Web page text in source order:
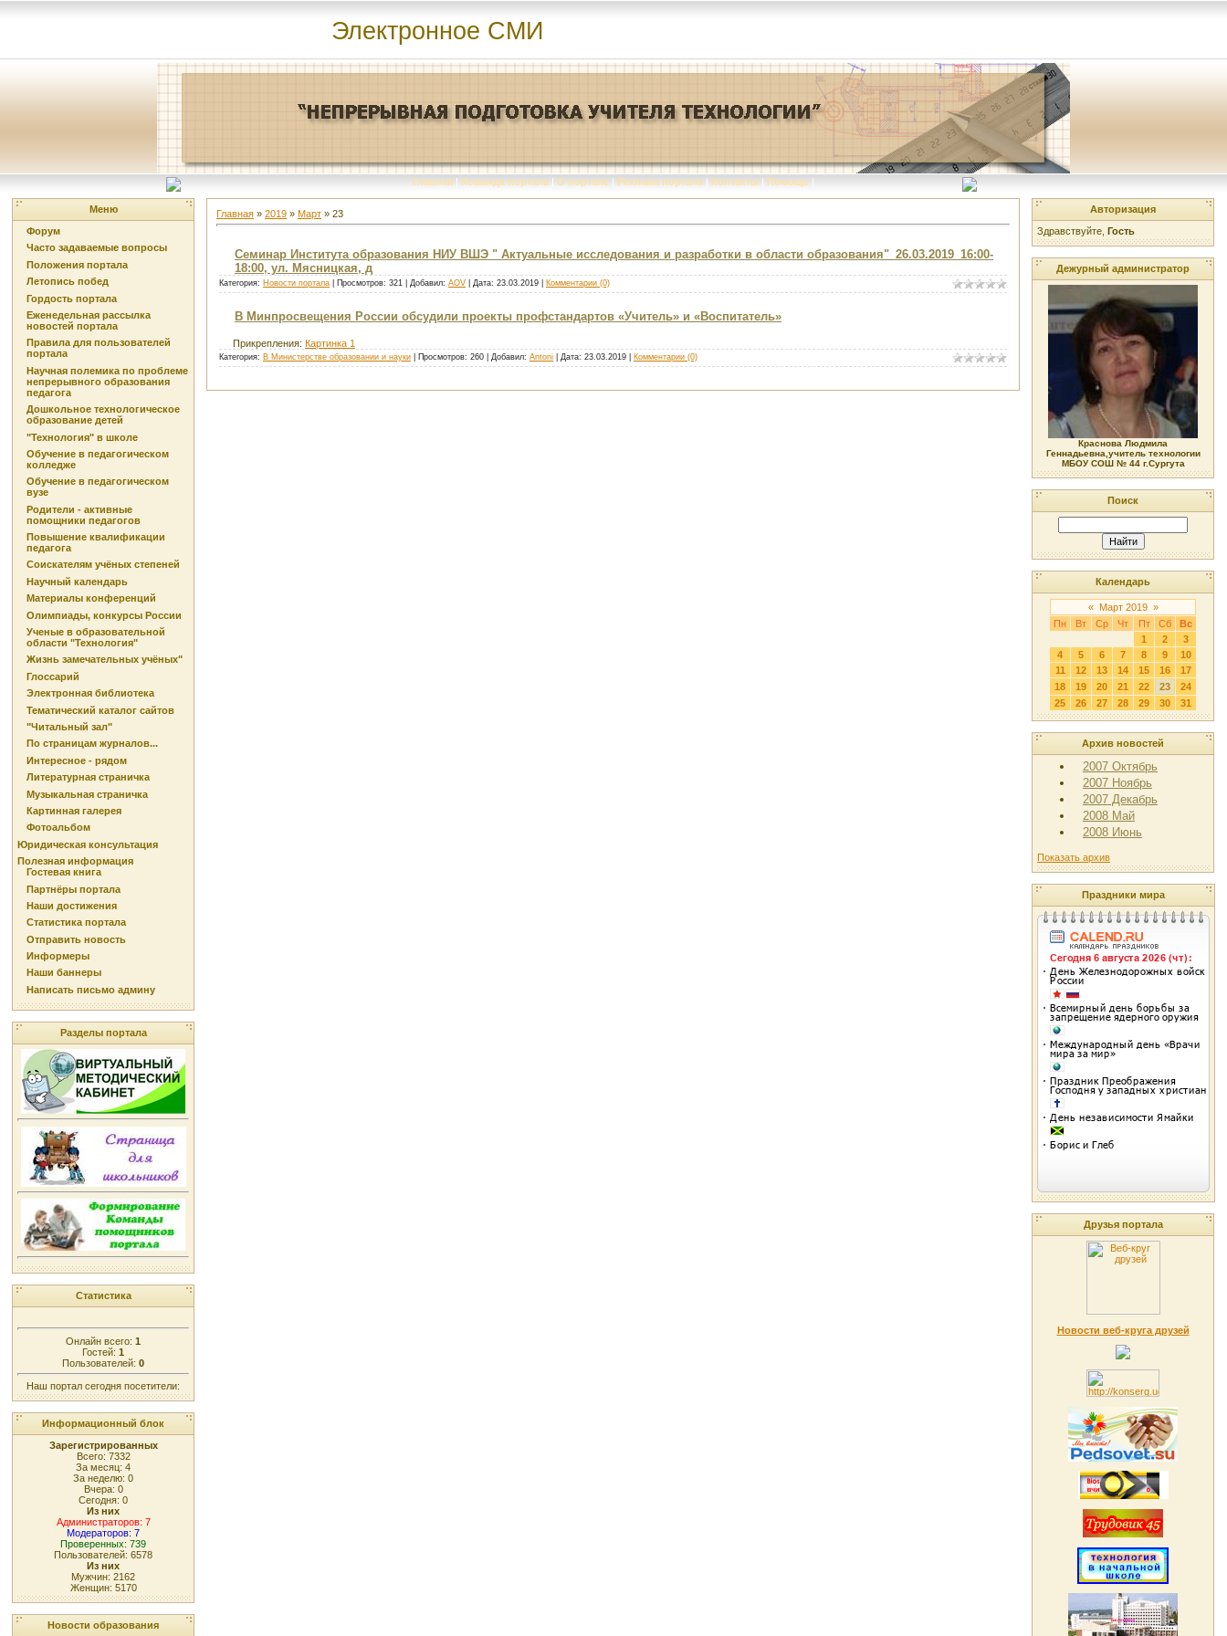
Электронное СМИ
Главная | Команда портала | О портале | Реклама портала | Контакты | Помощь |
Меню
Форум
Часто задаваемые вопросы
Положения портала
Летопись побед
Гордость портала
Еженедельная рассылка
новостей портала
Правила для пользователей
портала
Научная полемика по проблеме
непрерывного образования
педагога
Дошкольное технологическое
образование детей
"Технология" в школе
Обучение в педагогическом
колледже
Обучение в педагогическом
вузе
Родители - активные
помощники педагогов
Повышение квалификации
педагога
Соискателям учёных степеней
Научный календарь
Материалы конференций
Олимпиады, конкурсы России
Ученые в образовательной
области "Технология"
Жизнь замечательных учёных"
Глоссарий
Электронная библиотека
Тематический каталог сайтов
"Читальный зал"
По страницам журналов...
Интересное - рядом
Литературная страничка
Музыкальная страничка
Картинная галерея
Фотоальбом
Юридическая консультация
Полезная информация
Гостевая книга
Партнёры портала
Наши достижения
Статистика портала
Отправить новость
Информеры
Наши баннеры
Написать письмо админу
Разделы портала
Статистика
Онлайн всего: 1
Гостей: 1
Пользователей: 0
Наш портал сегодня посетители:
Информационный блок
Зарегистрированных
Всего: 7332
За месяц: 4
За неделю: 0
Вчера: 0
Сегодня: 0
Из них
Администраторов: 7
Модераторов: 7
Проверенных: 739
Пользователей: 6578
Из них
Мужчин: 2162
Женщин: 5170
Новости образования
Главная » 2019 » Март » 23
Семинар Института образования НИУ ВШЭ " Актуальные исследования и разработки в области образования"_26.03.2019_16:00-
18:00, ул. Мясницкая, д
Категория: Новости портала | Просмотров: 321 | Добавил: AOV | Дата: 23.03.2019 Комментарии (0)
В Минпросвещения России обсудили проекты профстандартов «Учитель» и «Воспитатель»
Прикрепления: Картинка 1
Категория: В Министерстве образовании и науки | Просмотров: 260 | Добавил: Antoni | Дата: 23.03.2019 Комментарии (0)
Авторизация
Здравствуйте, Гость
Дежурный администратор
Краснова Людмила
Геннадьевна,учитель технологии
МБОУ СОШ № 44 г.Сургута
Поиск
Календарь
« Март 2019 »
Пн
Вт Ср Чт Пт Сб
Вс
1
2
3
4
5 6 7 8 9
10
11
12 13 14 15 16
17
18
19 20 21 22 23
24
25
26 27 28 29 30 31
Архив новостей
2007 Октябрь
2007 Ноябрь
2007 Декабрь
2008 Май
2008 Июнь
Показать архив
Праздники мира
Друзья портала
Новости веб-круга друзей